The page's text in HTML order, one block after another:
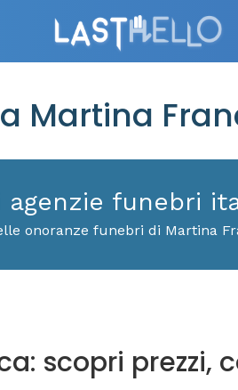
Martina
funebri
onoranze funebri di Martina
scopri prezzi,